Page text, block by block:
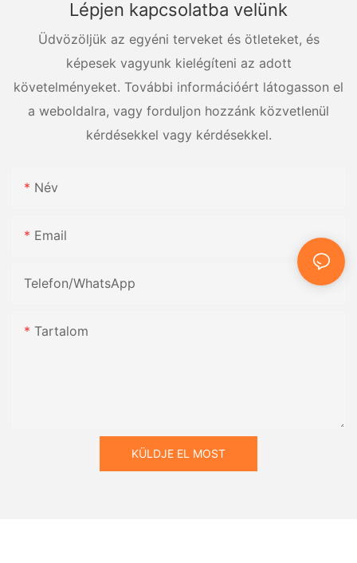
Lépjen kapcsolatba velünk
Üdvözöljük az egyéni terveket és ötleteket, és
képesek vagyunk kielégíteni az adott
követelményeket. További információért látogasson el
a weboldalra, vagy forduljon hozzánk közvetlenül
kérdésekkel vagy kérdésekkel.
Név
Email
Telefon/WhatsApp
Tartalom
KÜLDJE EL MOST